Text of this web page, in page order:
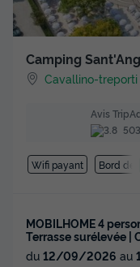
Camping
Cavallino-treporti
Avis
Wifi payant Bord de
MOBILHOME 4
Terrasse surélevée |
du 12/09/2026 au